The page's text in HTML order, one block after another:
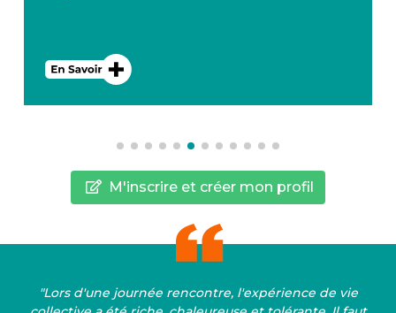
M'inscrire et créer mon profil
"Lors d'une journée rencontre, l'expérience de vie